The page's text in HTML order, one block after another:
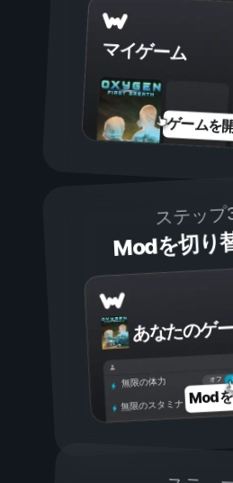
マイゲーム
ゲームを
ステップ
Modを切り
あなたのゲ
オフ
無限の体力
無限のスタミナ Mod